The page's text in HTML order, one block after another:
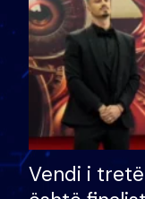
Vendi i